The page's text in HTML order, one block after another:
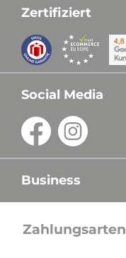
Zertifiziert
Social Media
Business
Zahlungsarten